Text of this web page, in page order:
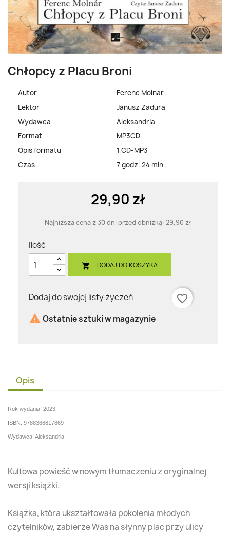
Chłopcy z Placu Broni
Autor
Ferenc Molnar
Lektor
Janusz Zadura
Wydawca
Aleksandria
Format
MP3CD
Opis formatu
1 CD-MP3
Czas
7 godz. 24 min
29,90 zł
Najniższa cena z 30 dni przed obniżką:29,90 zł
Ilość
 DODAJ DO KOSZYKA
Dodaj do swojej listy życzeń
favorite_border
 Ostatnie sztuki w magazynie
Opis
Rok wydania: 2023
ISBN: 9788366817869
Wydawca: Aleksandria
Kultowa powieść w nowym tłumaczeniu z oryginalnej
wersji książki.
Książka, która ukształtowała pokolenia młodych
czytelników, zabierze Was na słynny plac przy ulicy